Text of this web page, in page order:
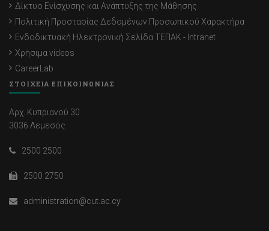
Δίκτυο Ενίσχυσης και Ανάπτυξης της Μάθησης
Πολιτική Προστασίας Δεδομένων Προσωπικού Χαρακτήρα
Ενδοδικτυακή Ηλεκτρονική Σελίδα ΤΕΠΑΚ - Intranet
Χρήσιμα videos
CareerLab
ΣΤΟΙΧΕΙΑ ΕΠΙΚΟΙΝΩΝΙΑΣ
Αρχ. Κυπριανού 30
3036 Λεμεσός
2500 2500
2500 2750
administration@cut.ac.cy